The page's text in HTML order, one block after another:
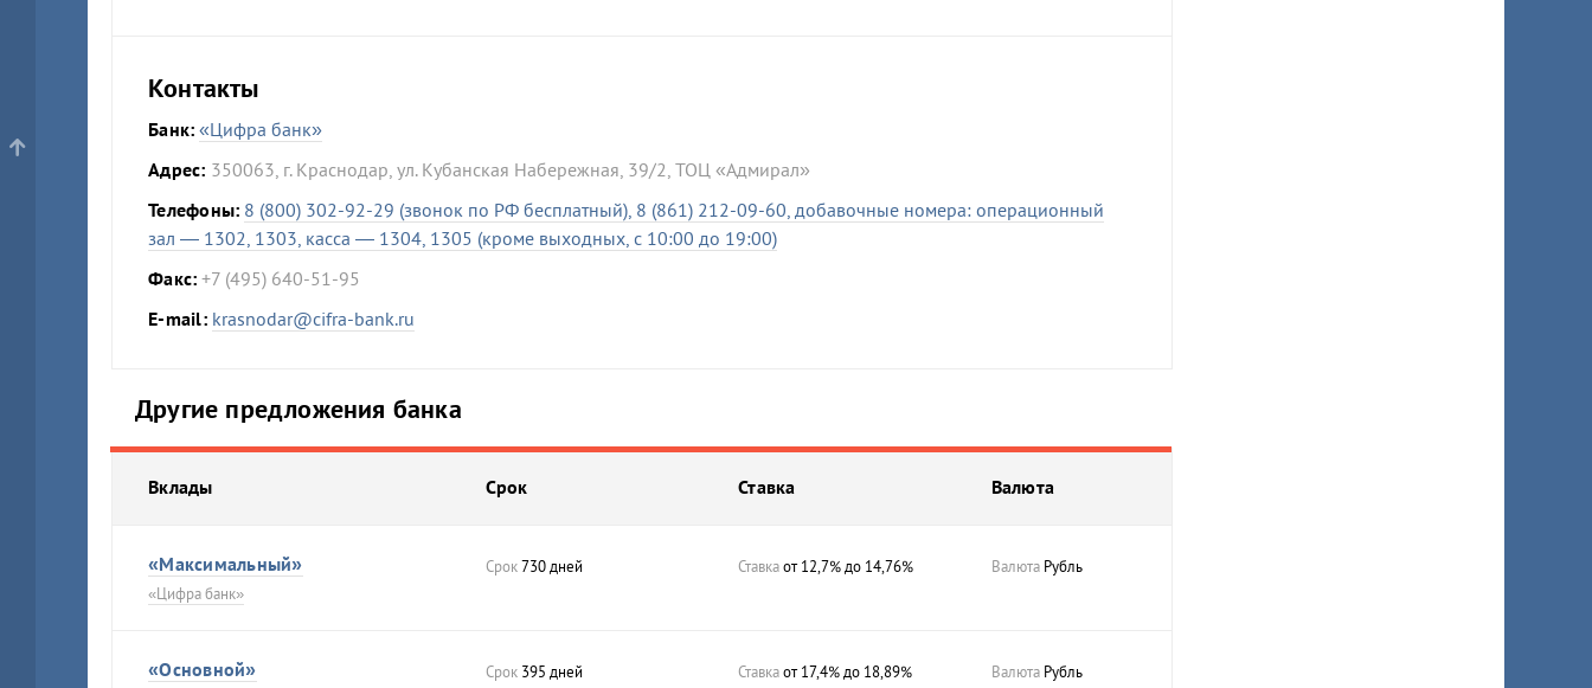
Контакты
Банк: «Цифра банк»
Адрес: 350063, г. Краснодар, ул. Кубанская Набережная, 39/2, ТОЦ «Адмирал»
Телефоны: 8 (800) 302-92-29 (звонок по РФ бесплатный), 8 (861) 212-09-60, добавочные номера: операционный
зал — 1302, 1303, касса — 1304, 1305 (кроме выходных, с 10:00 до 19:00)
Факс: +7 (495) 640-51-95
E-mail: krasnodar@cifra-bank.ru
Другие предложения банка
Вклады Срок Ставка Валюта
«Максимальный»
«Цифра банк»
Срок730 дней Ставкаот 12,7% до 14,76% ВалютаРубль
«Основной» Срок395 дней Ставкаот 17,4% до 18,89% ВалютаРубль